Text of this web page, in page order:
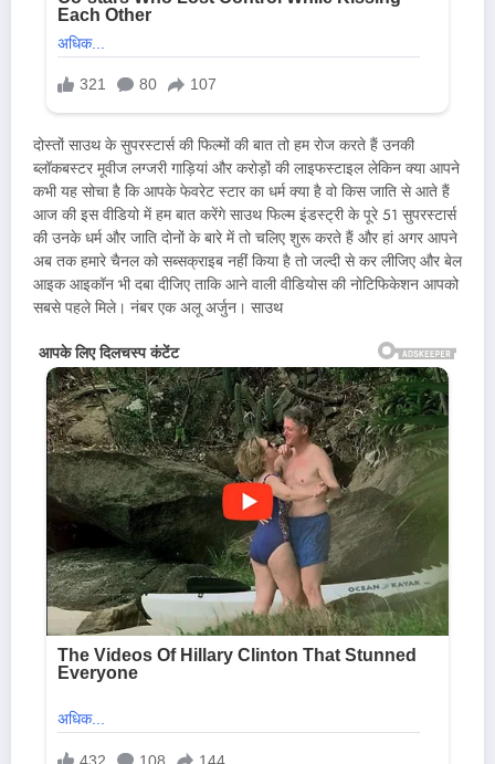
दोस्तों साउथ के सुपरस्टार्स की फिल्मों की बात तो हम रोज करते हैं उनकी
ब्लॉकबस्टर मूवीज लग्जरी गाड़ियां और करोड़ों की लाइफस्टाइल लेकिन क्या आपने
कभी यह सोचा है कि आपके फेवरेट स्टार का धर्म क्या है वो किस जाति से आते हैं
आज की इस वीडियो में हम बात करेंगे साउथ फिल्म इंडस्ट्री के पूरे 51 सुपरस्टार्स
की उनके धर्म और जाति दोनों के बारे में तो चलिए शुरू करते हैं और हां अगर आपने
अब तक हमारे चैनल को सब्सक्राइब नहीं किया है तो जल्दी से कर लीजिए और बेल
आइक आइकॉन भी दबा दीजिए ताकि आने वाली वीडियोस की नोटिफिकेशन आपको
सबसे पहले मिले। नंबर एक अलू अर्जुन। साउथ